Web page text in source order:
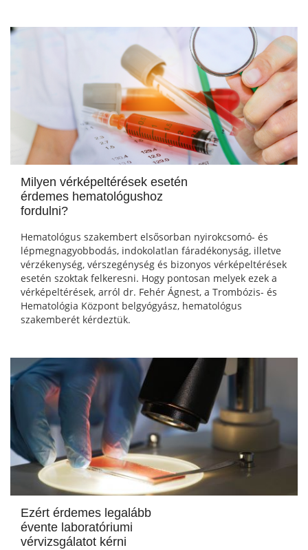
Milyen vérképeltérések esetén
érdemes hematológushoz
fordulni?
Hematológus szakembert elsősorban nyirokcsomó- és
lépmegnagyobbodás, indokolatlan fáradékonyság, illetve
vérzékenység, vérszegénység és bizonyos vérképeltérések
esetén szoktak felkeresni. Hogy pontosan melyek ezek a
vérképeltérések, arról dr. Fehér Ágnest, a Trombózis- és
Hematológia Központ belgyógyász, hematológus
szakemberét kérdeztük.
Ezért érdemes legalább
évente laboratóriumi
vérvizsgálatot kérni